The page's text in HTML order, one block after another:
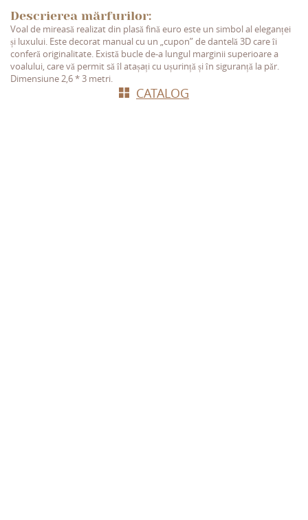
Descrierea mărfurilor:
Voal de mireasă realizat din plasă fină euro este un simbol al eleganței
și luxului. Este decorat manual cu un „cupon” de dantelă 3D care îi
conferă originalitate. Există bucle de-a lungul marginii superioare a
voalului, care vă permit să îl atașați cu ușurință și în siguranță la păr.
Dimensiune 2,6 * 3 metri.
СATALOG